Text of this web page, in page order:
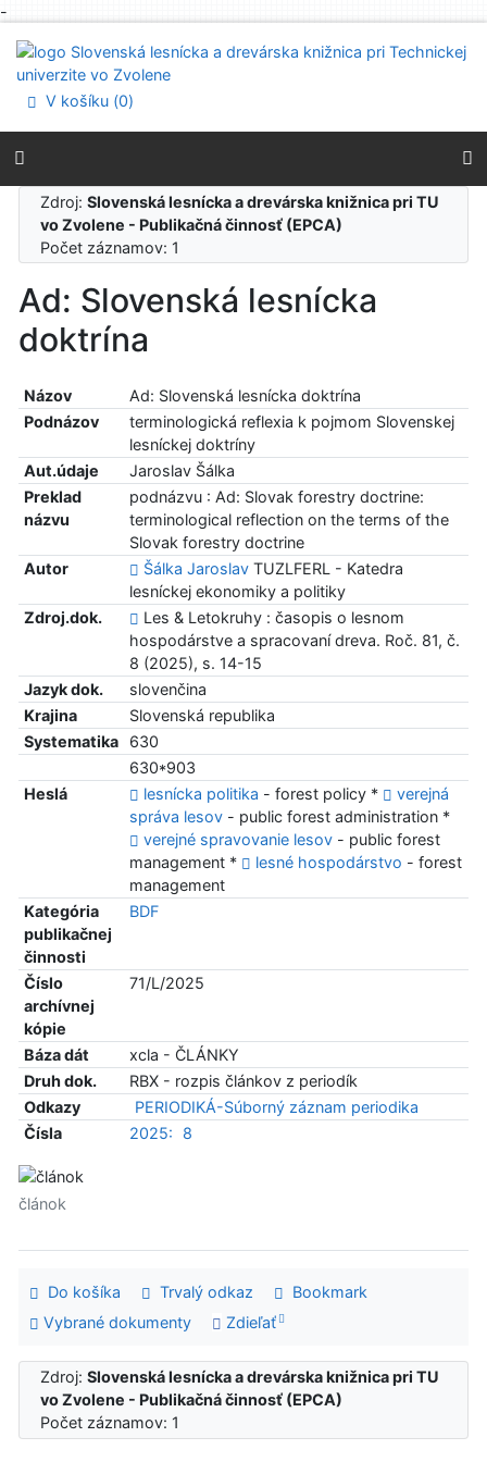
-
Prejsť na menu
Prehlásenie o webovej prístupnosti
V košíku (0)
Zdroj:Slovenská lesnícka a drevárska knižnica pri TU
vo Zvolene - Publikačná činnosť (EPCA)
Počet záznamov: 1
Ad: Slovenská lesnícka
doktrína
Názov
Ad: Slovenská lesnícka doktrína
Podnázov
terminologická reflexia k pojmom Slovenskej
lesníckej doktríny
Aut.údaje
Jaroslav Šálka
Preklad
názvu
podnázvu : Ad: Slovak forestry doctrine:
terminological reflection on the terms of the
Slovak forestry doctrine
Autor
Šálka JaroslavTUZLFERL - Katedra
lesníckej ekonomiky a politiky
Zdroj.dok.
Les & Letokruhy : časopis o lesnom
hospodárstve a spracovaní dreva. Roč. 81, č.
8 (2025), s. 14-15
Jazyk dok.
slovenčina
Krajina
Slovenská republika
Systematika
630
630*903
Heslá
lesnícka politika - forest policy *
verejná
správa lesov- public forest administration *
verejné spravovanie lesov- public forest
management *
lesné hospodárstvo - forest
management
Kategória
publikačnej
činnosti
BDF
Číslo
archívnej
kópie
71/L/2025
Báza dát
xcla - ČLÁNKY
Druh dok.
RBX - rozpis článkov z periodík
Odkazy
PERIODIKÁ-Súborný záznam periodika
Čísla
2025: 8
článok
Do košíka Trvalý odkaz
Bookmark
Vybrané dokumenty
Zdieľať
Zdroj:Slovenská lesnícka a drevárska knižnica pri TU
vo Zvolene - Publikačná činnosť (EPCA)
Počet záznamov: 1